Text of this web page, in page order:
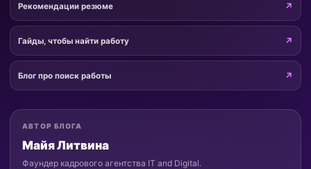
Рекомендации резюме
Гайды, чтобы найти работу
Блог про поиск работы
АВТОР БЛОГА
Майя Литвина
Фаундер кадрового агентства IT and Digital.